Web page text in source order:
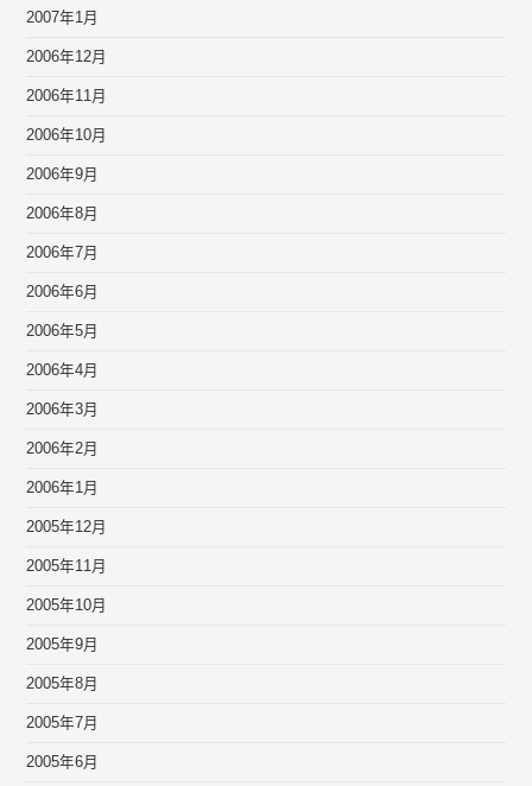
2007年1月
2006年12月
2006年11月
2006年10月
2006年9月
2006年8月
2006年7月
2006年6月
2006年5月
2006年4月
2006年3月
2006年2月
2006年1月
2005年12月
2005年11月
2005年10月
2005年9月
2005年8月
2005年7月
2005年6月